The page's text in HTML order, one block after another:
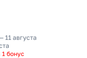
11 августа
1 бонус